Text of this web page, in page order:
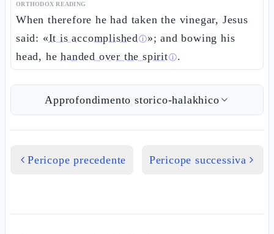
ORTHODOX READING
When therefore he had taken the vinegar, Jesus
said: «It is accomplishedⓘ»; and bowing his
head, hehanded over the spiritⓘ.
Approfondimento storico-halakhico
Pericope precedente Pericope successiva